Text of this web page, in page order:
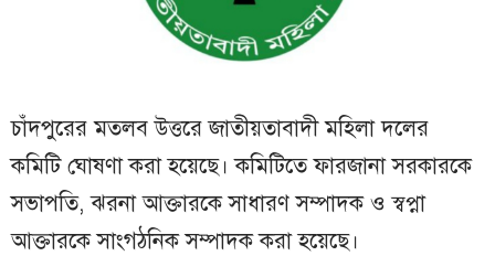
চাঁদপুরের মতলব উত্তরে জাতীয়তাবাদী মহিলা দলের
কমিটি ঘোষণা করা হয়েছে। কমিটিতে ফারজানা সরকারকে
সভাপতি, ঝরনা আক্তারকে সাধারণ সম্পাদক ও স্বপ্না
আক্তারকে সাংগঠনিক সম্পাদক করা হয়েছে।